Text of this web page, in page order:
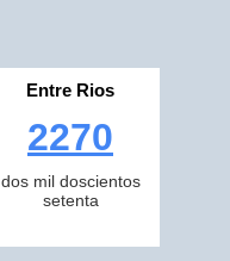
Entre Rios
2270
dos mil doscientos
setenta